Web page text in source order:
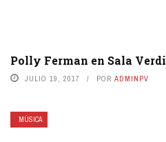
Polly Ferman en Sala Verdi
JULIO 19, 2017 POR ADMINPV
MÚSICA